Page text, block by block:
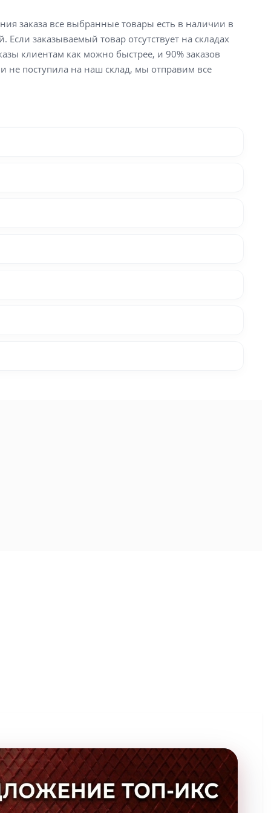
заказа все выбранные товары есть в наличии в
заказываемый товар отсутствует на складах
клиентам как можно быстрее, и 90% заказов
не поступила на наш склад, мы отправим все